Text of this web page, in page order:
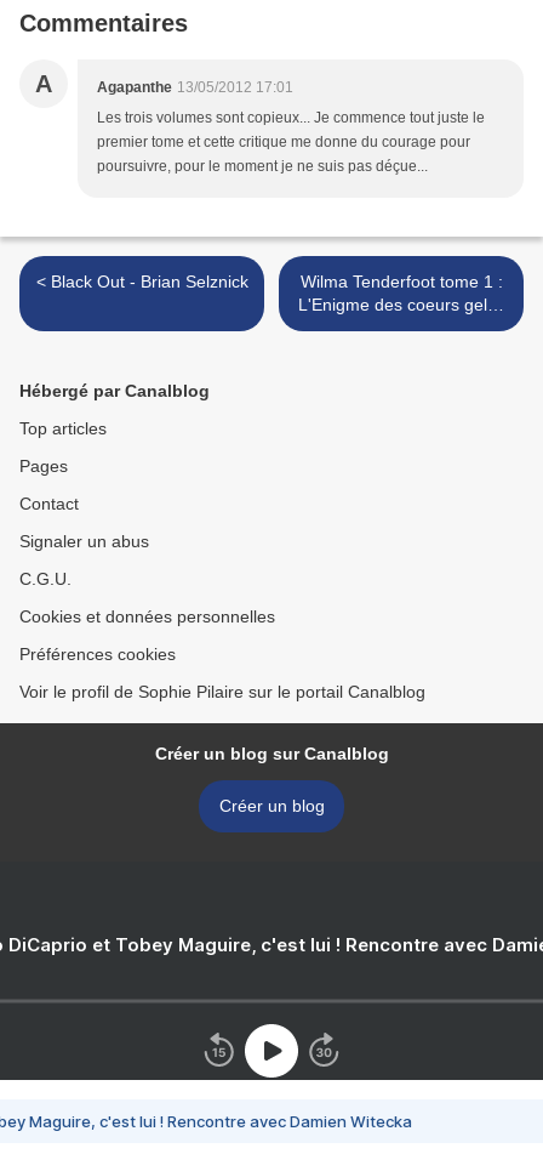
Commentaires
A Agapanthe 13/05/2012 17:01
Les trois volumes sont copieux... Je commence tout juste le
premier tome et cette critique me donne du courage pour
poursuivre, pour le moment je ne suis pas déçue...
< Black Out - Brian Selznick
Wilma Tenderfoot tome 1 :
L'Enigme des coeurs gelés
- Emma Kennedy >
Hébergé par Canalblog
Top articles
Pages
Contact
Signaler un abus
C.G.U.
Cookies et données personnelles
Préférences cookies
Voir le profil de Sophie Pilaire sur le portail Canalblog
Créer un blog sur Canalblog
Créer un blog
DiCaprio et Tobey Maguire, c'est lui ! Rencontre avec
Maguire, c'est lui ! Rencontre avec Damien Witecka